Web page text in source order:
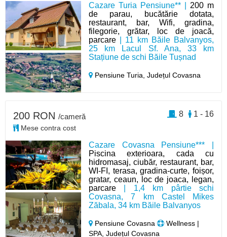
Cazare Turia Pensiune** | 200 m
de parau, bucătărie dotata,
restaurant, bar, Wifi, gradina,
filegorie, grătar, loc de joacă,
parcare | 11 km Băile Balvanyos,
25 km Lacul Sf. Ana, 33 km
Stațiune de schi Băile Tușnad
Pensiune Turia,Județul Covasna
Cazare Covasna Pensiune*** |
Piscina exterioara, cada cu
hidromasaj, ciubăr, restaurant, bar,
WI-FI, terasa, gradina-curte, foișor,
gratar, ceaun, loc de joaca, legan,
parcare | 1,4 km pârtie schi
Covasna, 7 km Castel Mikes
Zăbala, 34 km Băile Balvanyos
Pensiune Covasna
Wellness |
SPA, Județul Covasna
200 RON /cameră
Mese contra cost
1 - 16
8